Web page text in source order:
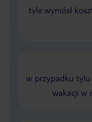
tyle wyniósł
w przypadku tylu
wakacji w